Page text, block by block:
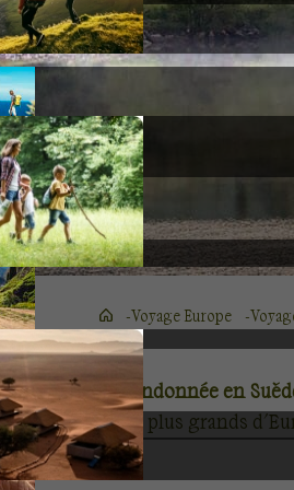
Voyage Europe
tenter par unrandonnée en
parmi les plus grands
par cette lumière du Nord